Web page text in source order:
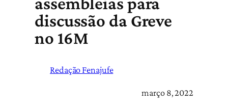
discussão da Greve
no 16M
Redação Fenajufe
março 8, 2022